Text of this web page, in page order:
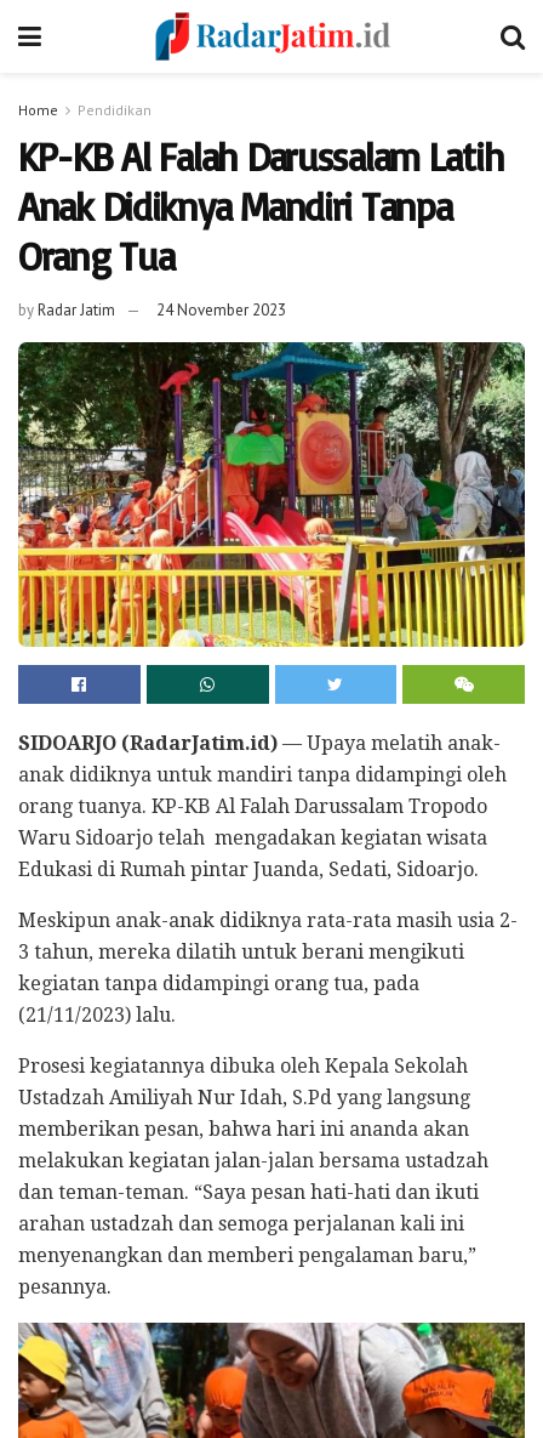
Home Pendidikan
KP-KB Al Falah Darussalam Latih
Anak Didiknya Mandiri Tanpa
Orang Tua
byRadar Jatim 24 November 2023
SIDOARJO (RadarJatim.id) — Upaya melatih anak-
anak didiknya untuk mandiri tanpa didampingi oleh
orang tuanya. KP-KB Al Falah Darussalam Tropodo
Waru Sidoarjo telah mengadakan kegiatan wisata
Edukasi di Rumah pintar Juanda, Sedati, Sidoarjo.
Meskipun anak-anak didiknya rata-rata masih usia 2-
3 tahun, mereka dilatih untuk berani mengikuti
kegiatan tanpa didampingi orang tua, pada
(21/11/2023) lalu.
Prosesi kegiatannya dibuka oleh Kepala Sekolah
Ustadzah Amiliyah Nur Idah, S.Pd yang langsung
memberikan pesan, bahwa hari ini ananda akan
melakukan kegiatan jalan-jalan bersama ustadzah
dan teman-teman. “Saya pesan hati-hati dan ikuti
arahan ustadzah dan semoga perjalanan kali ini
menyenangkan dan memberi pengalaman baru,”
pesannya.